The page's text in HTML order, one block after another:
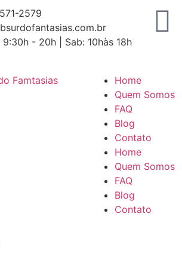
2579
9:30h - 20h | Sab: 10hàs 18h
Home
Quem Somos
FAQ
Blog
Contato
Home
Quem Somos
FAQ
Blog
Contato